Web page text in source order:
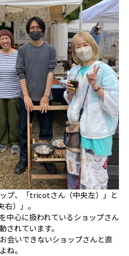
プ、「tricotさん（中央左）」と
右）」。
中心に扱われているショップさん
されています。
会いできないショップさんと直
ね。